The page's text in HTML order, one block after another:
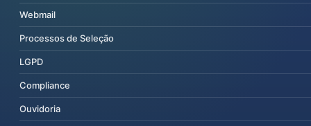
Webmail
Processos de Seleção
LGPD
Compliance
Ouvidoria